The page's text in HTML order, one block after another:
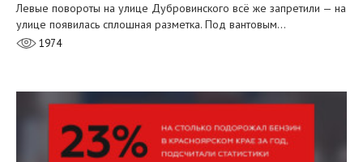
Левые повороты на улице Дубровинского всё же запретили — на
улице появилась сплошная разметка. Под вантовым…
1974